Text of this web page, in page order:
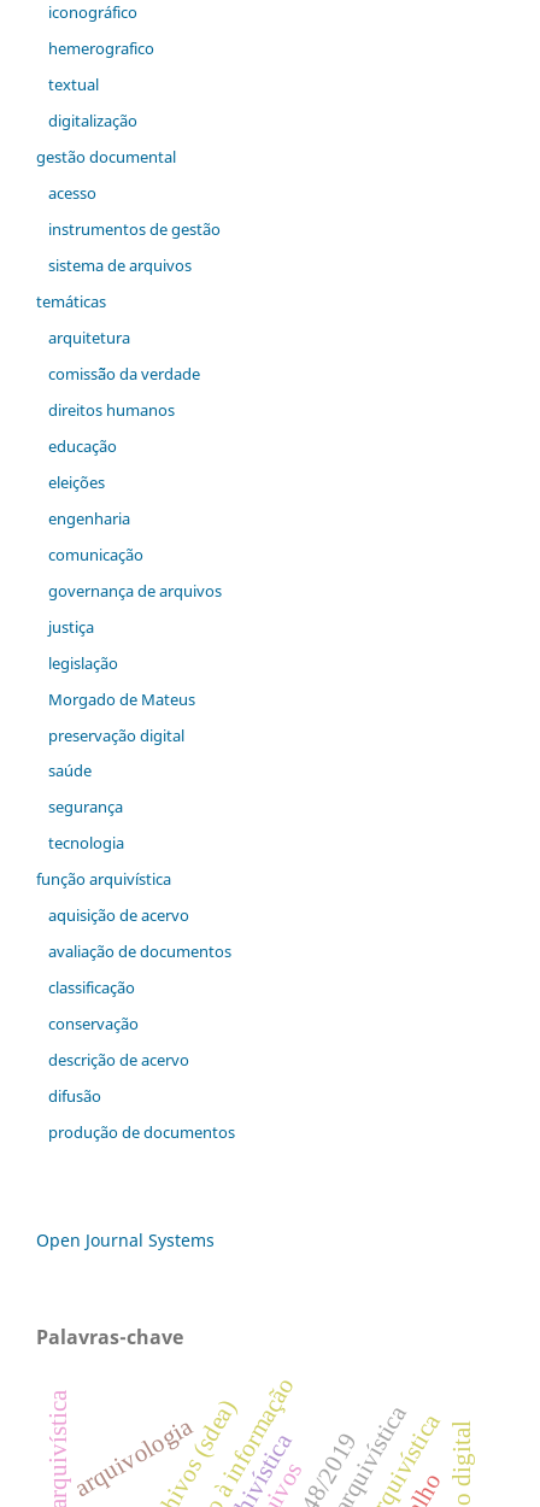
iconográfico
hemerografico
textual
digitalização
gestão documental
acesso
instrumentos de gestão
sistema de arquivos
temáticas
arquitetura
comiss˜ão da verdade
direitos humanos
educação
eleições
engenharia
comunicação
governança de arquivos
justiça
legislação
Morgado de Mateus
preservação digital
saúde
segurança
tecnologia
função arquivística
aquisição de acervo
avaliação de documentos
classificação
conservação
descrição de acervo
difusão
produção de documentos
Open Journal Systems
Palavras-chave
acesso à informação
arquivologia